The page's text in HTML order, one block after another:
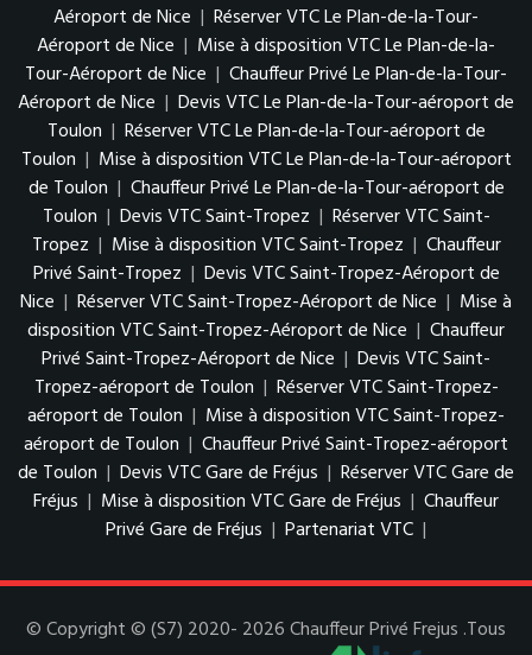
Aéroport de Nice | Réserver VTC Le Plan-de-la-Tour-
Aéroport de Nice | Mise à disposition VTC Le Plan-de-la-
Tour-Aéroport de Nice | Chauffeur Privé Le Plan-de-la-Tour-
Aéroport de Nice | Devis VTC Le Plan-de-la-Tour-aéroport de
Toulon | Réserver VTC Le Plan-de-la-Tour-aéroport de
Toulon | Mise à disposition VTC Le Plan-de-la-Tour-aéroport
de Toulon | Chauffeur Privé Le Plan-de-la-Tour-aéroport de
Toulon | Devis VTC Saint-Tropez | Réserver VTC Saint-
Tropez | Mise à disposition VTC Saint-Tropez | Chauffeur
Privé Saint-Tropez | Devis VTC Saint-Tropez-Aéroport de
Nice | Réserver VTC Saint-Tropez-Aéroport de Nice | Mise à
disposition VTC Saint-Tropez-Aéroport de Nice | Chauffeur
Privé Saint-Tropez-Aéroport de Nice | Devis VTC Saint-
Tropez-aéroport de Toulon | Réserver VTC Saint-Tropez-
aéroport de Toulon | Mise à disposition VTC Saint-Tropez-
aéroport de Toulon | Chauffeur Privé Saint-Tropez-aéroport
de Toulon | Devis VTC Gare de Fréjus | Réserver VTC Gare de
Fréjus | Mise à disposition VTC Gare de Fréjus | Chauffeur
Privé Gare de Fréjus | Partenariat VTC |
© Copyright © (S7) 2020- 2026 Chauffeur Privé Frejus .Tous